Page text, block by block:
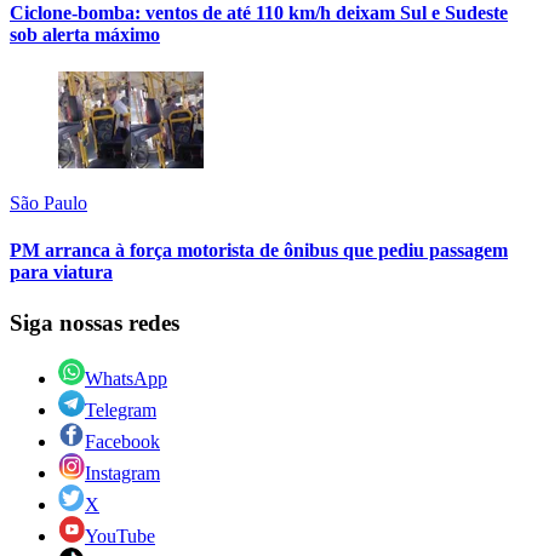
Ciclone-bomba: ventos de até 110 km/h deixam Sul e Sudeste
sob alerta máximo
São Paulo
PM arranca à força motorista de ônibus que pediu passagem
para viatura
Siga nossas redes
WhatsApp
Telegram
Facebook
Instagram
X
YouTube